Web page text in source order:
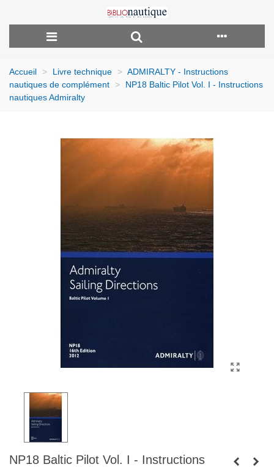
Accueil > Livre technique > ADMIRALTY - Instructions
nautiques de complément
>
NP18 Baltic Pilot Vol. I - Instructions
nautiques Admiralty
NP18 Baltic Pilot Vol. I - Instructions